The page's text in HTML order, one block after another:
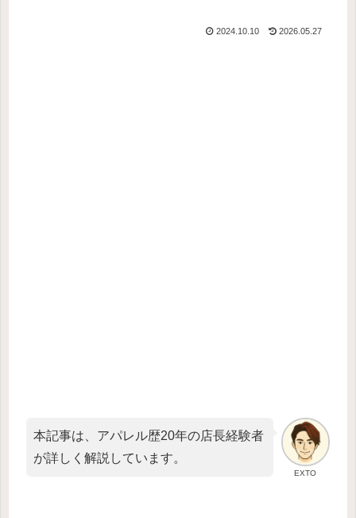
2024.10.10 2026.05.27
EXTO
本記事は、アパレル歴20年の店長経験者
が詳しく解説しています。